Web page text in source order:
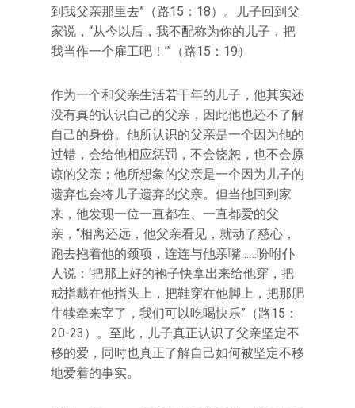
到我父亲那里去”（路15：18）。儿子回到父
家说，“从今以后，我不配称为你的儿子，把
我当作一个雇工吧！’”（路15：19）
作为一个和父亲生活若干年的儿子，他其实还
没有真的认识自己的父亲，因此他也还不了解
自己的身份。他所认识的父亲是一个因为他的
过错，会给他相应惩罚，不会饶恕，也不会原
谅的父亲；他所想象的父亲是一个因为儿子的
遗弃也会将儿子遗弃的父亲。但当他回到家
来，他发现一位一直都在、一直都爱的父
亲，“相离还远，他父亲看见，就动了慈心，
跑去抱着他的颈项，连连与他亲嘴……吩咐仆
人说：‘把那上好的袍子快拿出来给他穿，把
戒指戴在他指头上，把鞋穿在他脚上，把那肥
牛犊牵来宰了，我们可以吃喝快乐”（路15：
20-23）。至此，儿子真正认识了父亲坚定不
移的爱，同时也真正了解自己如何被坚定不移
地爱着的事实。